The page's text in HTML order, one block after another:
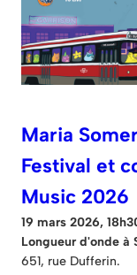
Maria
Festival et
Music 2026
19 mars 2026,
Longueur d'onde à
651, rue Dufferin.